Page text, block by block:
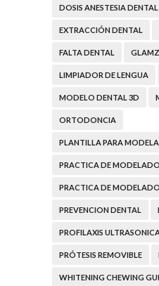
DOSIS ANESTESIA DENTAL
EXTRACCIÓN DENTAL
FALTA DENTAL GLAMZ
LIMPIADOR DE LENGUA
MODELO DENTAL 3D
ORTODONCIA
PLANTILLA PARA
PRACTICA DE MODELADO
PRACTICA DE
PREVENCION DENTAL
PROFILAXIS
PRÓTESIS REMOVIBLE
WHITENING CHEWING